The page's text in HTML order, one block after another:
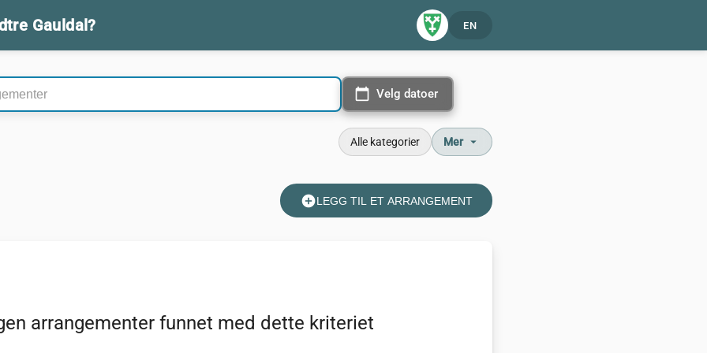
Gauldal? EN
calendar_today Velg datoer
Velg datoer
Alle kategorier arrow_drop_down
Mer
add_circleLEGG TIL ET ARRANGEMENT
arrangementer funnet med dette kriteriet